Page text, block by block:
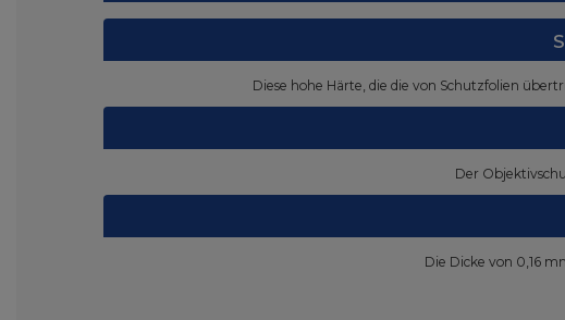
Diese hohe Härte, die die von Schutzfolien
Der
Die Dicke von 0,16